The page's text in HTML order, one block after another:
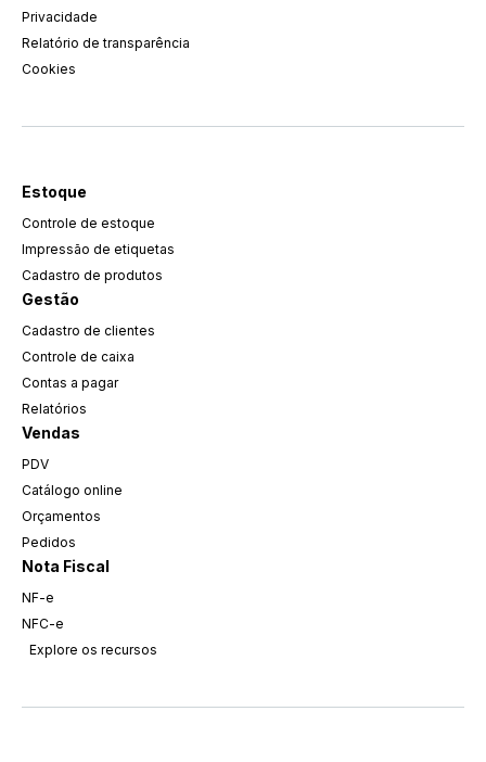
Privacidade
Relatório de transparência
Cookies
Estoque
Controle de estoque
Impressão de etiquetas
Cadastro de produtos
Gestão
Cadastro de clientes
Controle de caixa
Contas a pagar
Relatórios
Vendas
PDV
Catálogo online
Orçamentos
Pedidos
Nota Fiscal
NF-e
NFC-e
Explore os recursos